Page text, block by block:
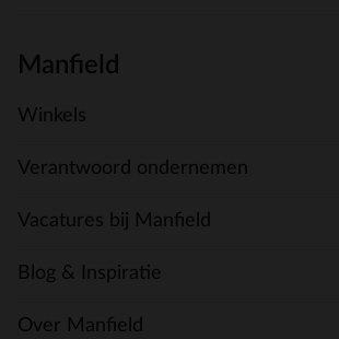
Manfield
Winkels
Verantwoord ondernemen
Vacatures bij Manfield
Blog & Inspiratie
Over Manfield